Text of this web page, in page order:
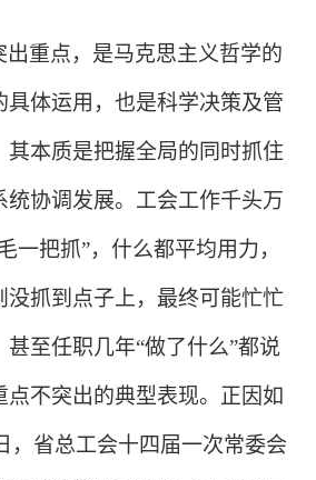
出重点，是马克思主义哲学的
具体运用，也是科学决策及管
其本质是把握全局的同时抓住
统协调发展。工会工作千头万
一把抓”，什么都平均用力，
没抓到点子上，最终可能忙忙
至任职几年“做了什么”都说
点不突出的典型表现。正因如
，省总工会十四届一次常委会